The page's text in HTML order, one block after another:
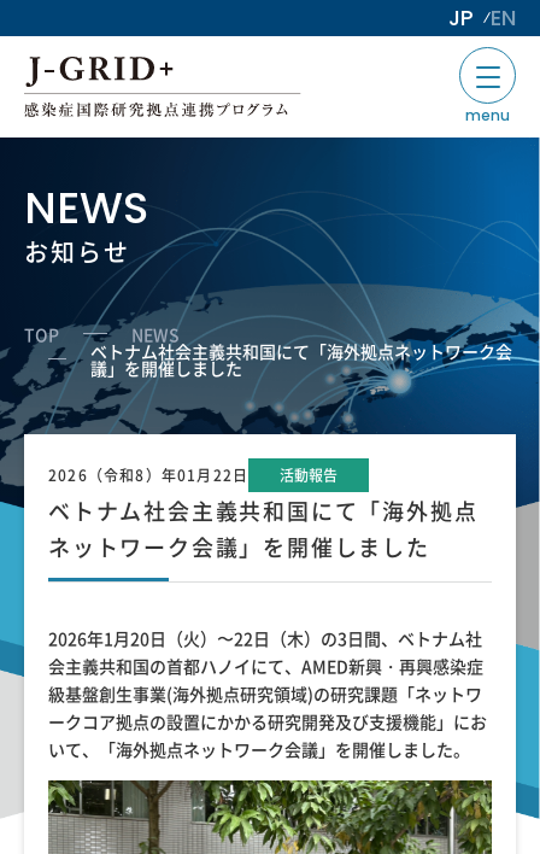
JP EN
menu
NEWS
お知らせ
TOP NEWS
ベトナム社会主義共和国にて「海外拠点ネットワーク会
議」を開催しました
2026（令和8）年01月22日 活動報告
ベトナム社会主義共和国にて「海外拠点
ネットワーク会議」を開催しました
2026年1月20日（火）〜22日（木）の3日間、ベトナム社
会主義共和国の首都ハノイにて、AMED新興・再興感染症
級基盤創生事業(海外拠点研究領域)の研究課題「ネットワ
ークコア拠点の設置にかかる研究開発及び支援機能」にお
いて、「海外拠点ネットワーク会議」を開催しました。